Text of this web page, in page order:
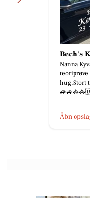
Bech's
Nanna
teoriprøve
hug.Stort
Åbn